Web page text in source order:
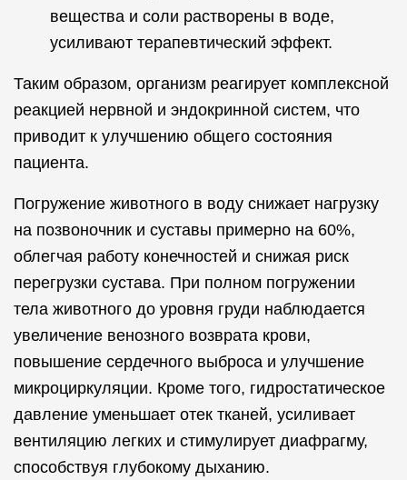
вещества и соли растворены в воде,
усиливают терапевтический эффект.
Таким образом, организм реагирует комплексной
реакцией нервной и эндокринной систем, что
приводит к улучшению общего состояния
пациента.
Погружение животного в воду снижает нагрузку
на позвоночник и суставы примерно на 60%,
облегчая работу конечностей и снижая риск
перегрузки сустава. При полном погружении
тела животного до уровня груди наблюдается
увеличение венозного возврата крови,
повышение сердечного выброса и улучшение
микроциркуляции. Кроме того, гидростатическое
давление уменьшает отек тканей, усиливает
вентиляцию легких и стимулирует диафрагму,
способствуя глубокому дыханию.